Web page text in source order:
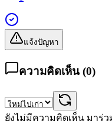
แจ้งปัญหา
ความคิดเห็น (0)
ยังไม่มีความคิดเห็น มาร่